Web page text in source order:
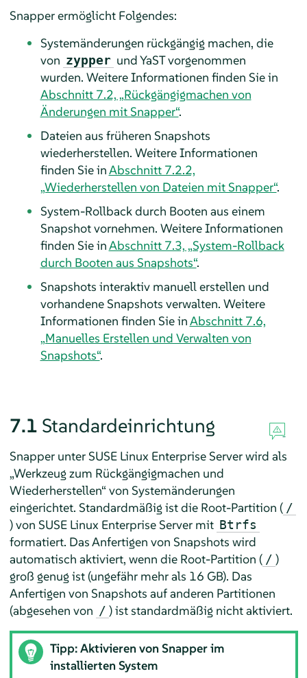
Snapper ermöglicht Folgendes:
Systemänderungen rückgängig machen, die
von zypper und YaST vorgenommen
wurden. Weitere Informationen finden Sie in
Abschnitt 7.2, „Rückgängigmachen von
Änderungen mit Snapper“.
Dateien aus früheren Snapshots
wiederherstellen. Weitere Informationen
finden Sie inAbschnitt 7.2.2,
„Wiederherstellen von Dateien mit Snapper“.
System-Rollback durch Booten aus einem
Snapshot vornehmen. Weitere Informationen
finden Sie inAbschnitt 7.3, „System-Rollback
durch Booten aus Snapshots“.
Snapshots interaktiv manuell erstellen und
vorhandene Snapshots verwalten. Weitere
Informationen finden Sie inAbschnitt 7.6,
„Manuelles Erstellen und Verwalten von
Snapshots“.
7.1 Standardeinrichtung
Snapper unter SUSE Linux Enterprise Serverwird als
„Werkzeug zum Rückgängigmachen und
Wiederherstellen“von Systemänderungen
eingerichtet. Standardmäßig ist die Root-Partition ( /
) von SUSE Linux Enterprise Servermit Btrfs
formatiert. Das Anfertigen von Snapshots wird
automatisch aktiviert, wenn die Root-Partition ( / )
groß genug ist (ungefähr mehr als 16 GB). Das
Anfertigen von Snapshots auf anderen Partitionen
(abgesehen von / ) ist standardmäßig nicht aktiviert.
Tipp: Aktivieren von Snapper im
installierten System